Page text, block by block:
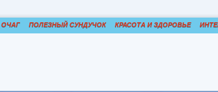
ПОЛЕЗНЫЙ СУНДУЧОК КРАСОТА И ЗДОРОВЬЕ